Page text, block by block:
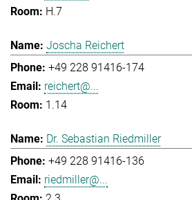
H.7
Joscha Reichert
+49 228 91416-174
reichert@...
1.14
Dr. Sebastian Riedmiller
+49 228 91416-136
riedmiller@...